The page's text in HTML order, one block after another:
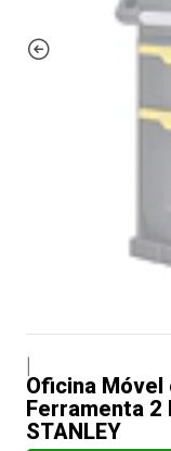
Oficina Móvel
Ferramenta 2
STANLEY